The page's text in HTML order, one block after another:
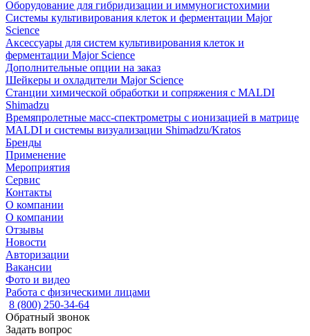
Оборудование для гибридизации и иммуногистохимии
Системы культивирования клеток и ферментации Major
Science
Аксессуары для систем культивирования клеток и
ферментации Major Science
Дополнительные опции на заказ
Шейкеры и охладители Major Science
Станции химической обработки и сопряжения с MALDI
Shimadzu
Времяпролетные масс-спектрометры с ионизацией в матрице
MALDI и системы визуализации Shimadzu/Kratos
Бренды
Применение
Мероприятия
Сервис
Контакты
О компании
О компании
Отзывы
Новости
Авторизации
Вакансии
Фото и видео
Работа с физическими лицами
8 (800) 250-34-64
Обратный звонок
Задать вопрос